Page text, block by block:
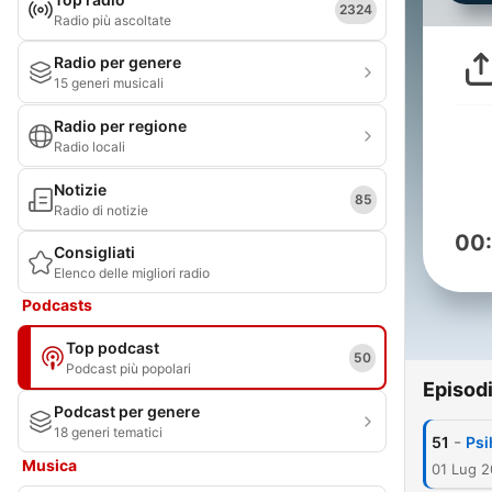
Radio più ascoltate
2324
Radio per genere
15 generi musicali
Radio per regione
Radio locali
Notizie
Radio di notizie
85
Consigliati
Elenco delle migliori radio
Podcasts
Top podcast
Podcast più popolari
50
Podcast per genere
18 generi tematici
Musica
Episodi
51 -
01 Lug